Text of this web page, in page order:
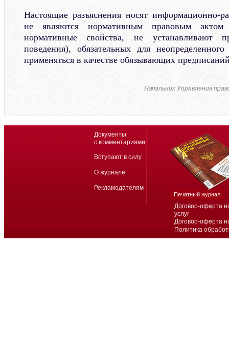
Настоящие разъяснения носят информационно-
не являются нормативным правовым
нормативные свойства, не устанавливают
поведения), обязательных для
применяться в качестве обязывающих
Начальник Управления
Договор-оферта
услуг
Договор-оферта
Политика
Документы
с комментариями
Вступают в силу
О журнале
Рекламодателям
Печатный журнал